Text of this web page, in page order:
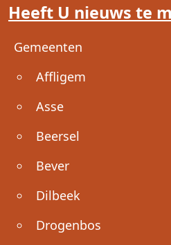
Heeft U nieuws te
Voet
Gemeenten
Affligem
Asse
Beersel
Bever
Dilbeek
Drogenbos